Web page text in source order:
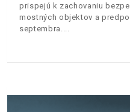
prispejú k zachovaniu
mostných objektov a
septembra.